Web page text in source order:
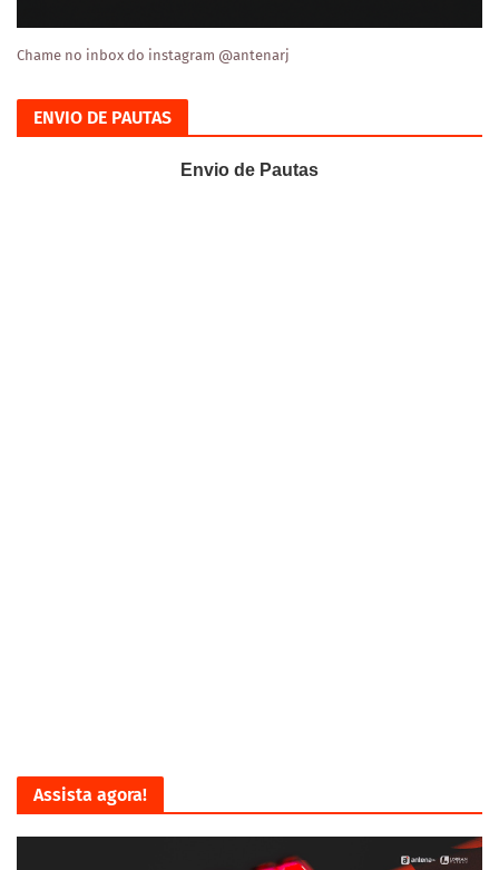
Chame no inbox do instagram @antenarj
ENVIO DE PAUTAS
Envio de Pautas
Assista agora!